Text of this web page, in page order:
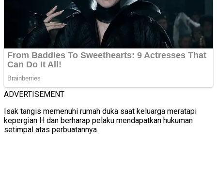
ADVERTISEMENT
Isak tangis memenuhi rumah duka saat keluarga meratapi
kepergian H dan berharap pelaku mendapatkan hukuman
setimpal atas perbuatannya.